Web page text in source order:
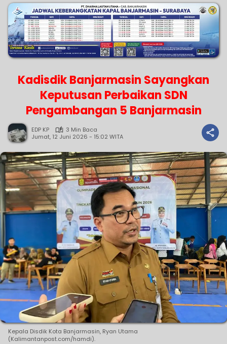
Kadisdik Banjarmasin Sayangkan
Keputusan Perbaikan SDN
Pengambangan 5 Banjarmasin
EDP KP
3 Min Baca
Jumat, 12 Juni 2026 - 15:02 WITA
Kepala Disdik Kota Banjarmasin, Ryan Utama
(Kalimantanpost.com/hamdi).